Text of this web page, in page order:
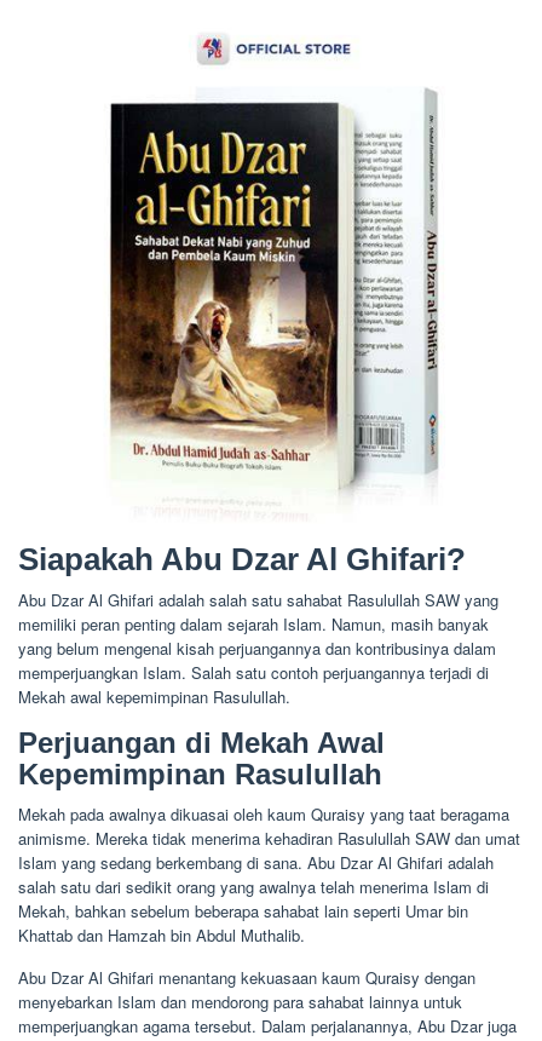
Siapakah Abu Dzar Al Ghifari?
Abu Dzar Al Ghifari adalah salah satu sahabat Rasulullah SAW yang
memiliki peran penting dalam sejarah Islam. Namun, masih banyak
yang belum mengenal kisah perjuangannya dan kontribusinya dalam
memperjuangkan Islam. Salah satu contoh perjuangannya terjadi di
Mekah awal kepemimpinan Rasulullah.
Perjuangan di Mekah Awal
Kepemimpinan Rasulullah
Mekah pada awalnya dikuasai oleh kaum Quraisy yang taat beragama
animisme. Mereka tidak menerima kehadiran Rasulullah SAW dan umat
Islam yang sedang berkembang di sana. Abu Dzar Al Ghifari adalah
salah satu dari sedikit orang yang awalnya telah menerima Islam di
Mekah, bahkan sebelum beberapa sahabat lain seperti Umar bin
Khattab dan Hamzah bin Abdul Muthalib.
Abu Dzar Al Ghifari menantang kekuasaan kaum Quraisy dengan
menyebarkan Islam dan mendorong para sahabat lainnya untuk
memperjuangkan agama tersebut. Dalam perjalanannya, Abu Dzar juga